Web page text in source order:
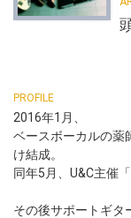
2016年1月、
ベースボーカルの薬
け結成。
同年5月、U&C主催
その後サポートギタ